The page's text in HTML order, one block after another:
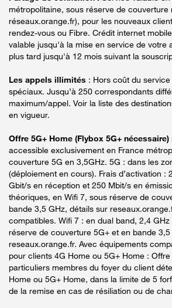
métropolitaine, sous réserve de couverture
réseaux.orange.fr), pour les nouveaux
rendez-vous ou Fibre. Crédit internet
valable jusqu'à la mise en service de votre
plus tard jusqu'à 12 mois suivant la
Les appels illimités : Hors coût du
spéciaux. Jusqu’à 250 correspondants
maximum/appel. Voir la liste des
en vigueur.
Offre 5G+ Home (Flybox 5G+ nécessaire)
accessible exclusivement en France
couverture 5G en 3,5GHz. 5G : dans les
(déploiement en cours). Frais d’activation :
Gbit/s en réception et 250 Mbit/s en
théoriques, en Wifi 7, sous réserve de
bande 3,5 GHz, détails sur
compatibles. Wifi 7 : en dual band, 2,4
réserve de couverture 5G+ et en bande
reseaux.orange.fr. Avec équipements
pour clients 4G Home ou 5G+ Home :
particuliers membres du foyer du client
Home ou 5G+ Home, dans la limite de 5
de la remise en cas de résiliation ou de